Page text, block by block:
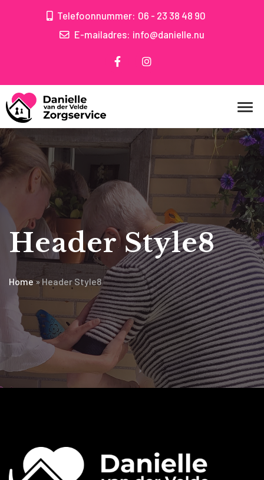
Telefoonnummer: 06 - 23 38 48 90
E-mailadres: info@danielle.nu
Header Style8
Home» Header Style8